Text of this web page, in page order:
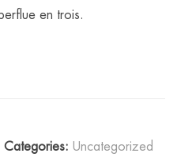
en trois.
Categories: Uncategorized